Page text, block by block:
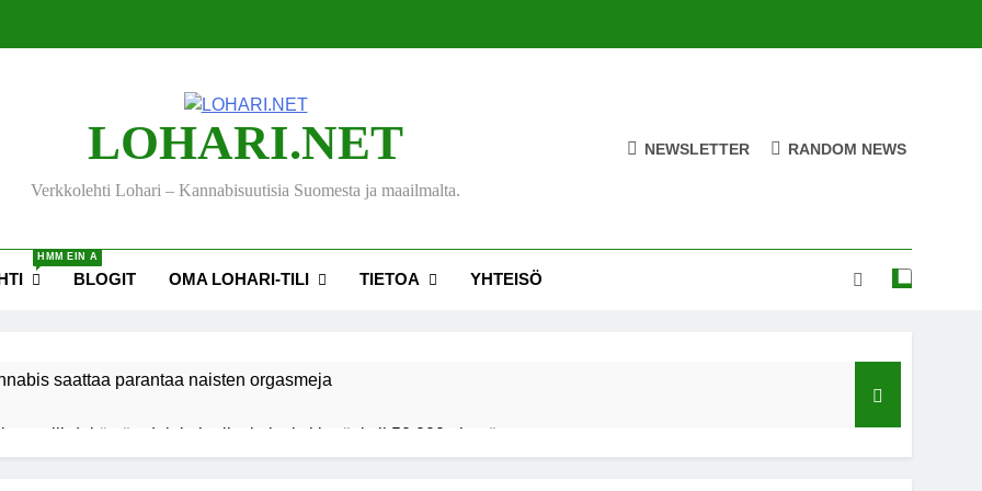
LOHARI.NET
Verkkolehti Lohari – Kannabisuutisia Suomesta ja maailmalta.
NEWSLETTER RANDOM NEWS
HMM EIN A
BLOGIT OMA LOHARI-TILI TIETOA YHTEISÖ
saattaa parantaa naisten orgasmeja
viihdekäytön dekriminalisoimiseksi keräsi yli 50 000 nimeä